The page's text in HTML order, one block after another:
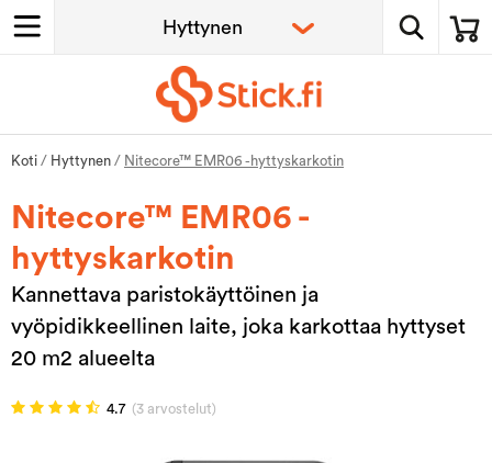
Koti / Hyttynen / Nitecore™ EMR06 -hyttyskarkotin
Nitecore™ EMR06 -
hyttyskarkotin
Kannettava paristokäyttöinen ja
vyöpidikkeellinen laite, joka karkottaa hyttyset
20 m2 alueelta
4.7 (3 arvostelut)